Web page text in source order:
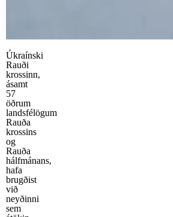
Úkraínski
Rauði
krossinn,
ásamt
57
öðrum
landsfélögum
Rauða
krossins
og
Rauða
hálfmánans,
hafa
brugðist
við
neyðinni
sem